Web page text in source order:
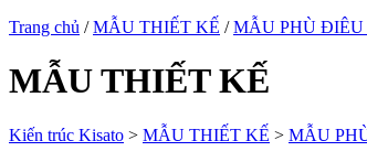
Trang chủ /MẪU THIẾT KẾ /MẪU PHÙ
MẪU THIẾT KẾ
Kiến trúc Kisato > MẪU THIẾT KẾ > MẪU